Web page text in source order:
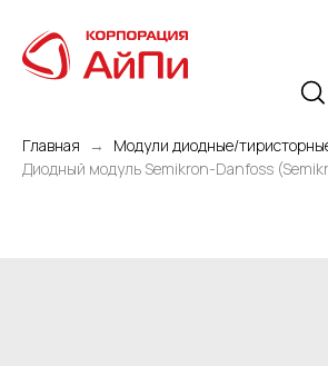
Главная Модули диодные/
Диодный модуль Semikron-Danfoss